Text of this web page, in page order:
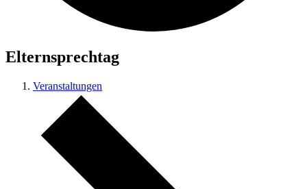
Elternsprechtag
Veranstaltungen